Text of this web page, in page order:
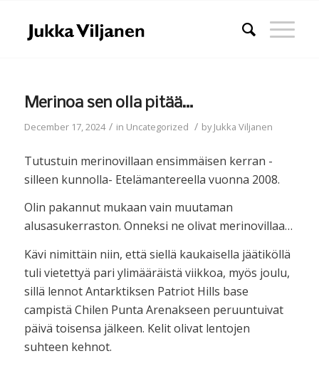
Merinoa sen olla pitää…
December 17, 2024 / in Uncategorized / byJukka Viljanen
Tutustuin merinovillaan ensimmäisen kerran -
silleen kunnolla- Etelämantereella vuonna 2008.
Olin pakannut mukaan vain muutaman
alusasukerraston. Onneksi ne olivat merinovillaa…
Kävi nimittäin niin, että siellä kaukaisella jäätiköllä
tuli vietettyä pari ylimääräistä viikkoa, myös joulu,
sillä lennot Antarktiksen Patriot Hills base
campistä Chilen Punta Arenakseen peruuntuivat
päivä toisensa jälkeen. Kelit olivat lentojen
suhteen kehnot.